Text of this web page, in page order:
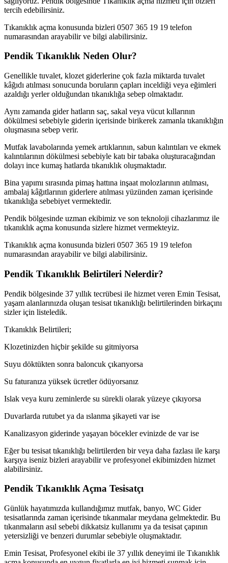
tercih edebilirsiniz.
Tıkanıklık açma konusunda bizleri 0507 365 19 19 telefon
numarasından arayabilir ve bilgi alabilirsiniz.
Pendik Tıkanıklık Neden Olur?
Genellikle tuvalet, klozet giderlerine çok fazla miktarda tuvalet
kâğıdı atılması sonucunda boruların çapları inceldiği veya eğimleri
azaldığı yerler olduğundan tıkanıklığa sebep olmaktadır.
Aynı zamanda gider hatların saç, sakal veya vücut kıllarının
dökülmesi sebebiyle giderin içerisinde birikerek zamanla tıkanıklığın
oluşmasına sebep verir.
Mutfak lavabolarında yemek artıklarının, sabun kalıntıları ve ekmek
kalıntılarının dökülmesi sebebiyle katı bir tabaka oluşturacağından
dolayı ince kumaş hatlarda tıkanıklık oluşmaktadır.
Bina yapımı sırasında pimaş hattına inşaat molozlarının atılması,
ambalaj kâğıtlarının giderlere atılması yüzünden zaman içerisinde
tıkanıklığa sebebiyet vermektedir.
Pendik bölgesinde uzman ekibimiz ve son teknoloji cihazlarımız ile
tıkanıklık açma konusunda sizlere hizmet vermekteyiz.
Tıkanıklık açma konusunda bizleri 0507 365 19 19 telefon
numarasından arayabilir ve bilgi alabilirsiniz.
Pendik Tıkanıklık Belirtileri Nelerdir?
Pendik bölgesinde 37 yıllık tecrübesi ile hizmet veren Emin Tesisat,
yaşam alanlarınızda oluşan tesisat tıkanıklığı belirtilerinden birkaçını
sizler için listeledik.
Tıkanıklık Belirtileri;
Klozetinizden hiçbir şekilde su gitmiyorsa
Suyu döktükten sonra baloncuk çıkarıyorsa
Su faturanıza yüksek ücretler ödüyorsanız
Islak veya kuru zeminlerde su sürekli olarak yüzeye çıkıyorsa
Duvarlarda rutubet ya da ıslanma şikayeti var ise
Kanalizasyon giderinde yaşayan böcekler evinizde de var ise
Eğer bu tesisat tıkanıklığı belirtilerden bir veya daha fazlası ile karşı
karşıya iseniz bizleri arayabilir ve profesyonel ekibimizden hizmet
alabilirsiniz.
Pendik Tıkanıklık Açma Tesisatçı
Günlük hayatımızda kullandığımız mutfak, banyo, WC Gider
tesisatlarında zaman içerisinde tıkanmalar meydana gelmektedir. Bu
tıkanmaların asıl sebebi dikkatsiz kullanımı ya da tesisat çapının
yetersizliği ve benzeri durumlar sebebiyle oluşmaktadır.
Emin Tesisat, Profesyonel ekibi ile 37 yıllık deneyimi ile Tıkanıklık